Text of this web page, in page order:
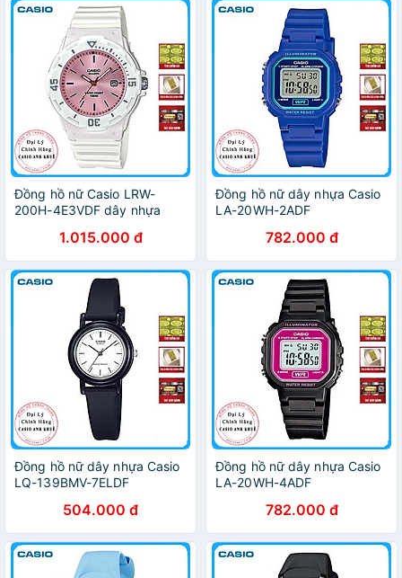
Đồng hồ nữ Casio LRW-
200H-4E3VDF dây nhựa
1.015.000 đ
Đồng hồ nữ dây nhựa Casio
LA-20WH-2ADF
782.000 đ
Đồng hồ nữ dây nhựa Casio
LQ-139BMV-7ELDF
504.000 đ
Đồng hồ nữ dây nhựa Casio
LA-20WH-4ADF
782.000 đ